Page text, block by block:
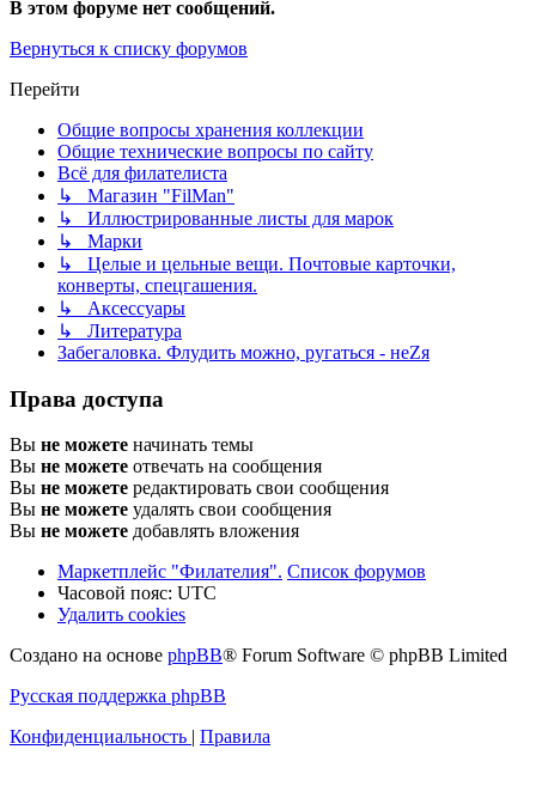
В этом форуме нет сообщений.
Вернуться к списку форумов
Перейти
Общие вопросы хранения коллекции
Общие технические вопросы по сайту
Всё для филателиста
↳ Магазин "FilMan"
↳ Иллюстрированные листы для марок
↳ Марки
↳ Целые и цельные вещи. Почтовые карточки,
конверты, спецгашения.
↳ Аксессуары
↳ Литература
Забегаловка. Флудить можно, ругаться - неZя
Права доступа
Вы не можете начинать темы
Вы не можете отвечать на сообщения
Вы не можете редактировать свои сообщения
Вы не можете удалять свои сообщения
Вы не можете добавлять вложения
Маркетплейс "Филателия". Список форумов
Часовой пояс: UTC
Удалить cookies
Создано на основе phpBB® Forum Software © phpBB Limited
Русская поддержка phpBB
Конфиденциальность | Правила